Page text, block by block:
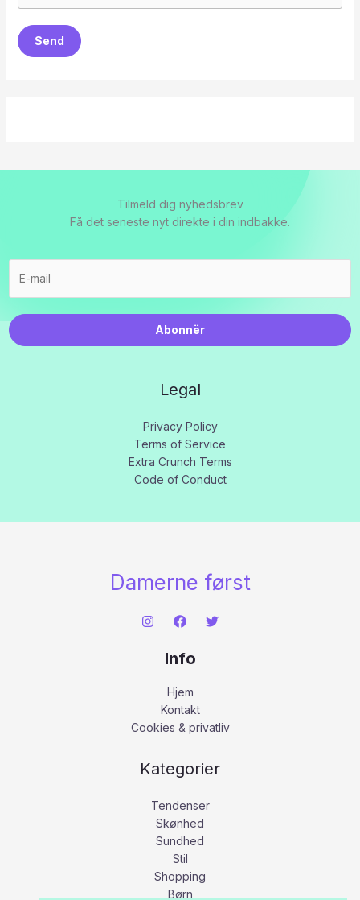
Send
Tilmeld dig nyhedsbrev
Få det seneste nyt direkte i din indbakke.
Abonnër
Legal
Privacy Policy
Terms of Service
Extra Crunch Terms
Code of Conduct
Damerne først
Info
Hjem
Kontakt
Cookies & privatliv
Kategorier
Tendenser
Skønhed
Sundhed
Stil
Shopping
Børn